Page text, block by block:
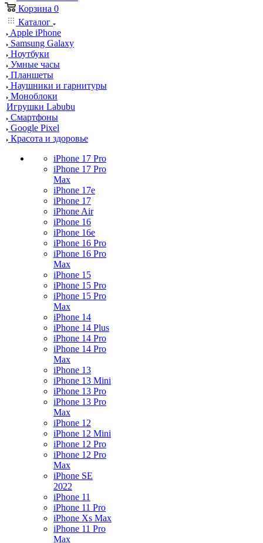
Корзина 0
Каталог
Apple iPhone
Samsung Galaxy
Ноутбуки
Умные часы
Планшеты
Наушники и гарнитуры
Моноблоки
Игрушки Labubu
Смартфоны
Google Pixel
Красота и здоровье
iPhone 17 Pro
iPhone 17 Pro
Max
iPhone 17e
iPhone 17
iPhone Air
iPhone 16
iPhone 16e
iPhone 16 Pro
iPhone 16 Pro
Max
iPhone 15
iPhone 15 Pro
iPhone 15 Pro
Max
iPhone 14
iPhone 14 Plus
iPhone 14 Pro
iPhone 14 Pro
Max
iPhone 13
iPhone 13 Mini
iPhone 13 Pro
iPhone 13 Pro
Max
iPhone 12
iPhone 12 Mini
iPhone 12 Pro
iPhone 12 Pro
Max
iPhone SE
2022
iPhone 11
iPhone 11 Pro
iPhone Xs Max
iPhone 11 Pro
Max